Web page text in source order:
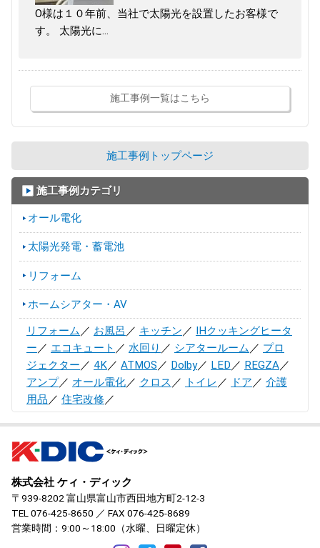
O様は１０年前、当社で太陽光を設置したお客様で
す。 太陽光に…
施工事例一覧はこちら
施工事例トップページ
施工事例カテゴリ
オール電化
太陽光発電・蓄電池
リフォーム
ホームシアター・AV
リフォーム／ お風呂 ／ キッチン／ IHクッキングヒータ
ー／ エコキュート ／ 水回り ／ シアタールーム／ プロ
ジェクター／ 4K／ ATMOS／ Dolby／ LED／ REGZA／
アンプ／ オール電化／ クロス ／ トイレ／ ドア／ 介護
用品／ 住宅改修／
株式会社 ケィ・ディック
〒939-8202 富山県富山市西田地方町2-12-3
TEL076-425-8650 ／ FAX 076-425-8689
営業時間：9:00～18:00（水曜、日曜定休）